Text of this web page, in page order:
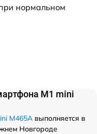
нормальном
M1 mini
M465A выполняется в
Новгороде